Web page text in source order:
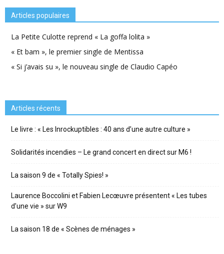
Articles populaires
La Petite Culotte reprend « La goffa lolita »
« Et bam », le premier single de Mentissa
« Si j’avais su », le nouveau single de Claudio Capéo
Articles récents
Le livre : « Les Inrockuptibles : 40 ans d’une autre culture »
Solidarités incendies – Le grand concert en direct sur M6 !
La saison 9 de « Totally Spies! »
Laurence Boccolini et Fabien Lecœuvre présentent « Les tubes
d’une vie » sur W9
La saison 18 de « Scènes de ménages »